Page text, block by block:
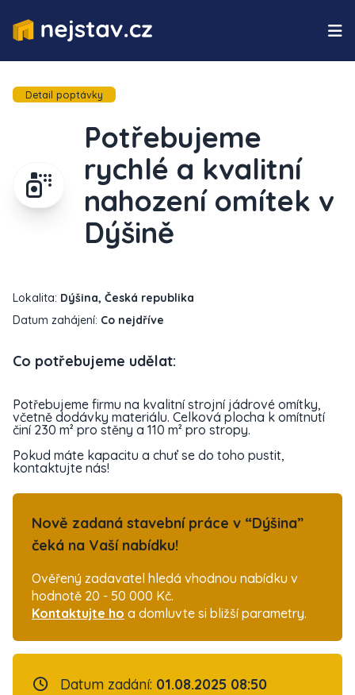
Detail poptávky
Potřebujeme
rychlé a kvalitní
nahození omítek v
Dýšině
Lokalita: Dýšina, Česká republika
Datum zahájení: Co nejdříve
Co potřebujeme udělat:
Potřebujeme firmu na kvalitní strojní jádrové omítky,
včetně dodávky materiálu. Celková plocha k omítnutí
činí 230 m² pro stěny a 110 m² pro stropy.
Pokud máte kapacitu a chuť se do toho pustit,
kontaktujte nás!
Nově zadaná stavební práce v “Dýšina”
čeká na Vaší nabídku!
Ověřený zadavatel hledá vhodnou nabídku v
hodnotě 20 - 50 000 Kč.
Kontaktujte ho a domluvte si bližší parametry.
Datum zadání: 01.08.2025 08:50